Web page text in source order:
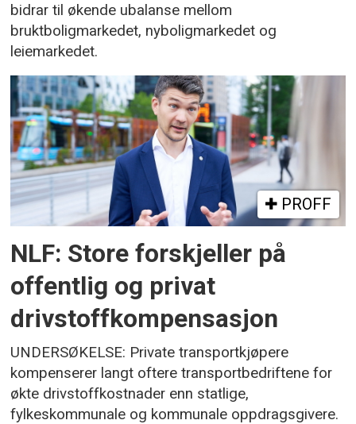
bidrar til økende ubalanse mellom
bruktboligmarkedet, nyboligmarkedet og
leiemarkedet.
PROFF
NLF: Store forskjeller på
offentlig og privat
drivstoffkompensasjon
UNDERSØKELSE: Private transportkjøpere
kompenserer langt oftere transportbedriftene for
økte drivstoffkostnader enn statlige,
fylkeskommunale og kommunale oppdragsgivere.